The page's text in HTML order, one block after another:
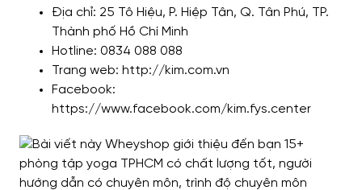
Địa chỉ: 25 Tô Hiệu, P. Hiệp Tân, Q. Tân Phú, TP.
Thành phố Hồ Chí Minh
Hotline: 0834 088 088
Trang web: http://kim.com.vn
Facebook:
https://www.facebook.com/kim.fys.center